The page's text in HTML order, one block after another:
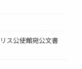
ス公使館宛公文書